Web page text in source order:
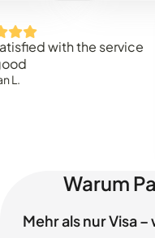
with the service
Warum
Mehr als nur Visa